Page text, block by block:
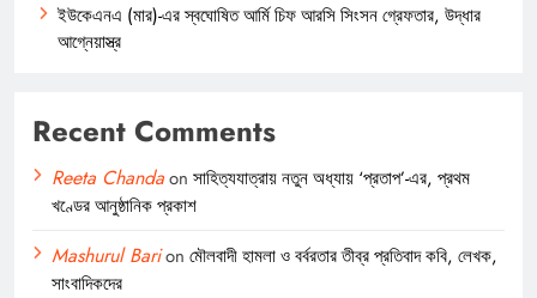
ইউকেএনএ (মার)-এর স্বঘোষিত আর্মি চিফ আরসি সিংসন গ্রেফতার, উদ্ধার
আগ্নেয়াস্ত্র
Recent Comments
Reeta Chandaon সাহিত্যযাত্রায় নতুন অধ্যায় ‘প্রতাপ’-এর, প্রথম
খণ্ডের আনুষ্ঠানিক প্রকাশ
Mashurul Barion মৌলবাদী হামলা ও বর্বরতার তীব্র প্রতিবাদ কবি, লেখক,
সাংবাদিকদের